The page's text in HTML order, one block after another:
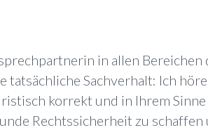
in allen Bereichen
Sachverhalt: Ich
korrekt und in Ihrem
Rechtssicherheit zu schaffen